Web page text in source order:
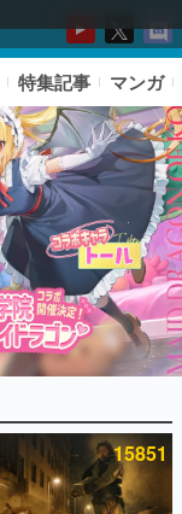
特集記事 マンガ
15851